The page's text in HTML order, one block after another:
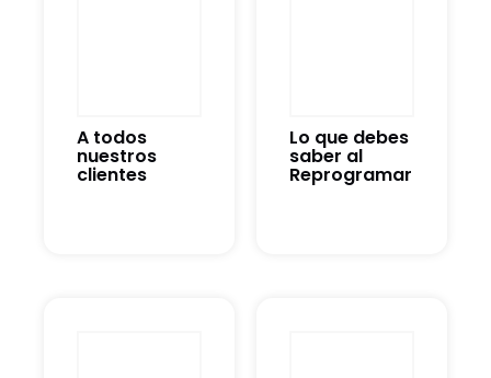
A todos
nuestros
clientes
Lo que debes
saber al
Reprogramar